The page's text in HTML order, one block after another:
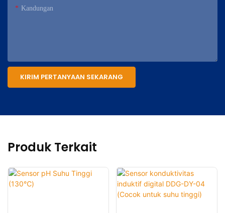
Kandungan
KIRIM PERTANYAAN SEKARANG
Produk Terkait